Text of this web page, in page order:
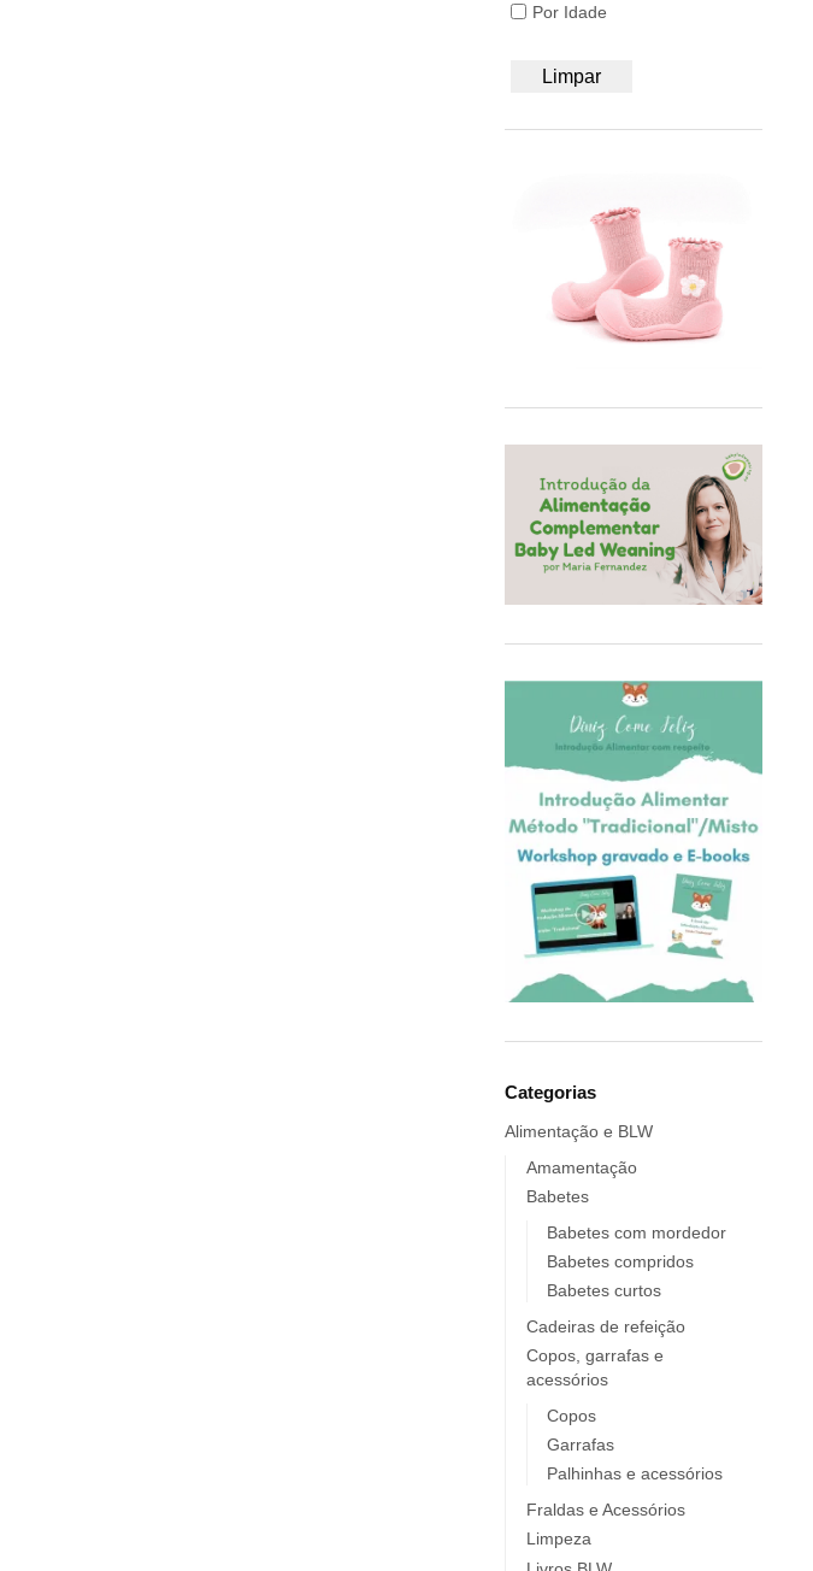
74/80
A4
Beyona
Bobbi Ravioli
Booksmile
Bumbo
BundleBean
Colorino
COQ6GRUE
Cra-Z-Art
Delphin
Delta Children
Doddl
DoddleBags
Doidy Cup®
EBULOBO
eco rascals
Educa
Ego Editora
Eigenart
El Saquitos de la Salud
Elobra KIDS
Europrice
Everyday Baby
ezpz
Fidella
FIIL
FOOOTY
FRESK
FÜRNIS
Giotto / Giotto be-bè
Goula
Por Idade
Limpar
Categorias
Alimentação e BLW
Amamentação
Babetes
Babetes com mordedor
Babetes compridos
Babetes curtos
Cadeiras de refeição
Copos, garrafas e
acessórios
Copos
Garrafas
Palhinhas e acessórios
Fraldas e Acessórios
Limpeza